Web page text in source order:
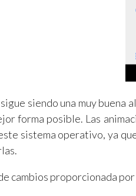
siendo una muy
forma posible. Las
sistema operativo, ya
cambios proporcionada